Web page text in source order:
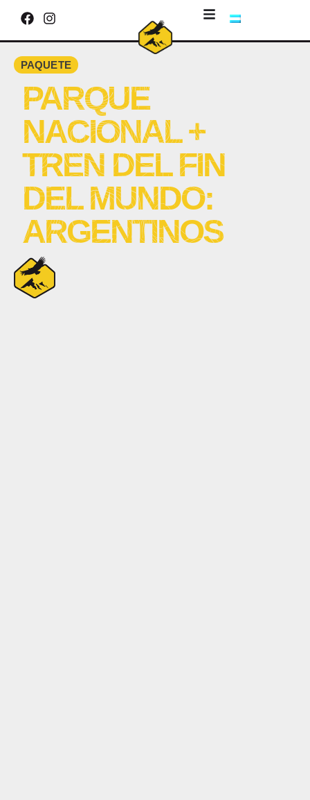
PAQUETE
PARQUE
NACIONAL +
TREN DEL FIN
DEL MUNDO:
ARGENTINOS